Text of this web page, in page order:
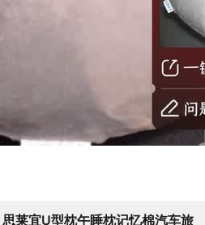
思莱宜U型枕午睡枕记忆棉汽车旅